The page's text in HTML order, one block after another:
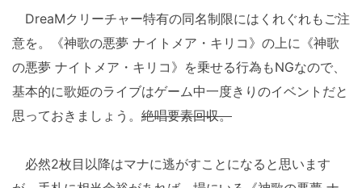
DreaMクリーチャー特有の同名制限にはくれぐれもご注
意を。《神歌の悪夢 ナイトメア・キリコ》の上に《神歌
の悪夢 ナイトメア・キリコ》を乗せる行為もNGなので、
基本的に歌姫のライブはゲーム中一度きりのイベントだと
思っておきましょう。 絶唱要素回収。
必然2枚目以降はマナに逃がすことになると思います